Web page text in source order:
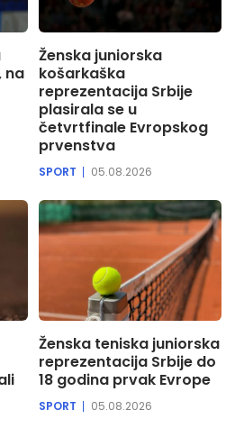
na
Ženska juniorska
košarkaška
reprezentacija Srbije
plasirala se u
četvrtfinale Evropskog
prvenstva
SPORT 05.08.2026
Ženska teniska juniorska
reprezentacija Srbije do
18 godina prvak Evrope
SPORT 05.08.2026